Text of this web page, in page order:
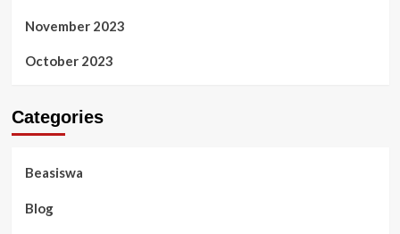
November 2023
October 2023
Categories
Beasiswa
Blog